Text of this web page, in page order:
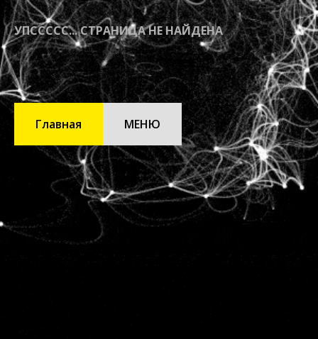
УПССССС... СТРАНИЦА НЕ НАЙДЕНА
Главная МЕНЮ